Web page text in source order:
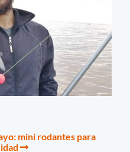
mini rodantes para